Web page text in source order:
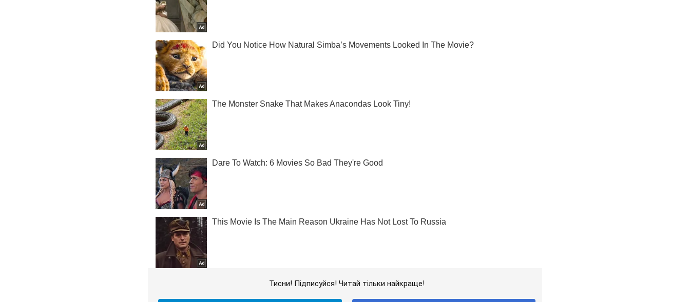
Тисни! Підписуйся! Читай тільки найкраще!